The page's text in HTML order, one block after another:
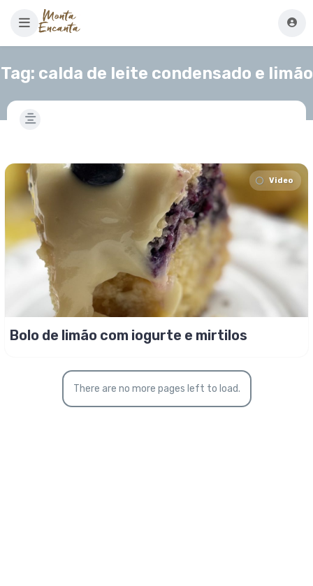
Tag: calda de leite condensado e limão
Video
Bolo de limão com iogurte e mirtilos
There are no more pages left to load.